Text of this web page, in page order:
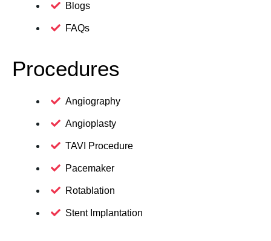
Blogs
FAQs
Procedures
Angiography
Angioplasty
TAVI Procedure
Pacemaker
Rotablation
Stent Implantation